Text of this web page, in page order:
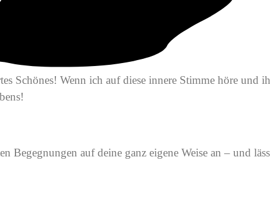
Schönes! Wenn ich auf diese innere Stimme höre und
Begegnungen auf deine ganz eigene Weise an – und